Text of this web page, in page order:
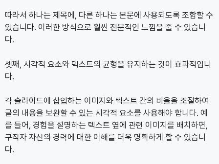
따라서 하나는 제목에, 다른 하나는 본문에 사용되도록 조합할 수
있습니다. 이러한 방식으로 훨씬 전문적인 느낌을 줄 수 있습니
다.
셋째, 시각적 요소와 텍스트의 균형을 유지하는 것이 효과적입니
다.
각 슬라이드에 삽입하는 이미지와 텍스트 간의 비율을 조절하여
글의 내용을 보완할 수 있는 시각적 요소를 사용해야 합니다. 예
를 들어, 경험을 설명하는 텍스트 옆에 관련 이미지를 배치하면,
구직자 자신의 경력에 대한 이해를 더욱 명확하게 할 수 있습니
다.